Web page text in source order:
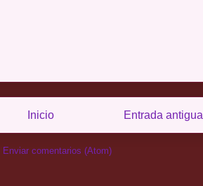
Entrada antigua
Inicio
Enviar comentarios (Atom)